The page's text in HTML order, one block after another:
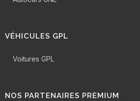
VÉHICULES GPL
Voitures GPL
NOS PARTENAIRES PREMIUM